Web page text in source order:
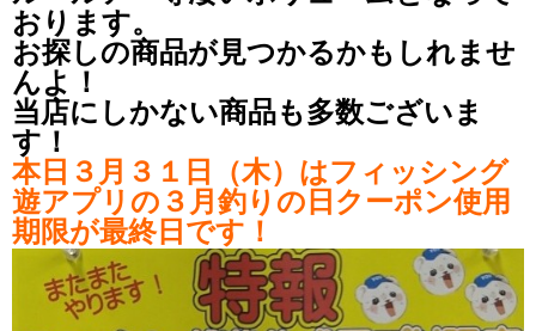
おります。
お探しの商品が見つかるかもしれませ
んよ！
当店にしかない商品も多数ございま
す！
本日３月３１日（木）はフィッシング
遊アプリの３月釣りの日クーポン使用
期限が最終日です！